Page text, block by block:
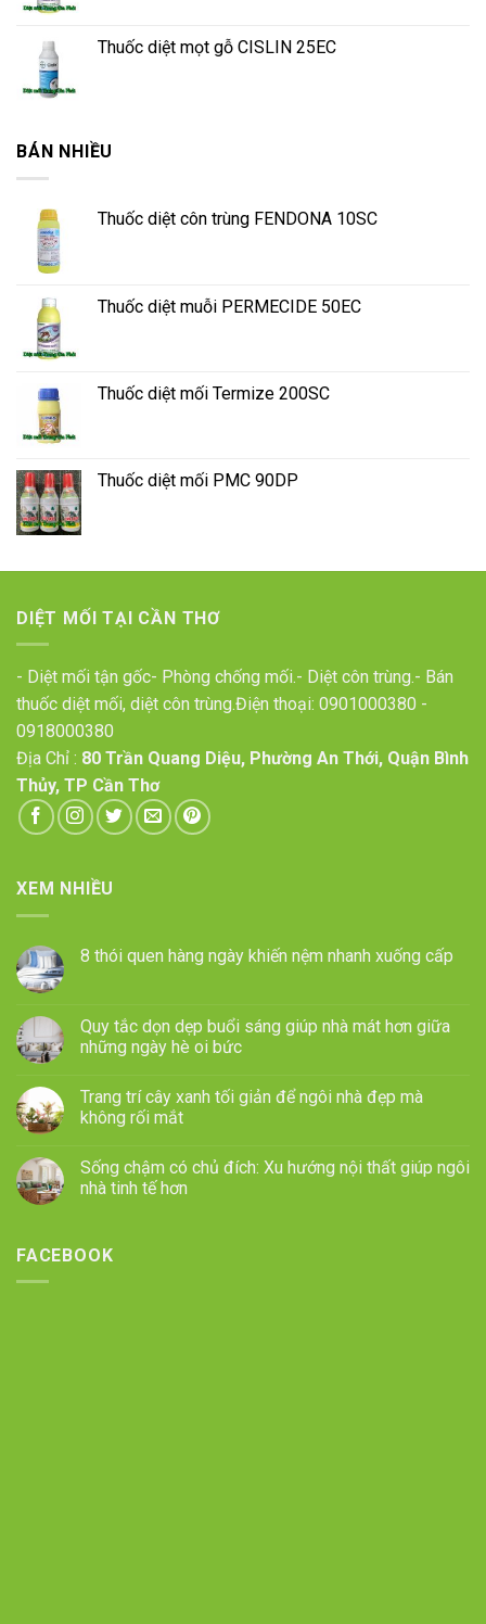
Thuốc diệt mọt gỗ CISLIN 25EC
BÁN NHIỀU
Thuốc diệt côn trùng FENDONA 10SC
Thuốc diệt muỗi PERMECIDE 50EC
Thuốc diệt mối Termize 200SC
Thuốc diệt mối PMC 90DP
DIỆT MỐI TẠI CẦN THƠ
- Diệt mối tận gốc- Phòng chống mối.- Diệt côn trùng.- Bán
thuốc diệt mối, diệt côn trùng.Điện thoại: 0901000380 -
0918000380
Địa Chỉ : 80 Trần Quang Diệu, Phường An Thới, Quận Bình
Thủy, TP Cần Thơ
XEM NHIỀU
8 thói quen hàng ngày khiến nệm nhanh xuống cấp
Quy tắc dọn dẹp buổi sáng giúp nhà mát hơn giữa
những ngày hè oi bức
Trang trí cây xanh tối giản để ngôi nhà đẹp mà
không rối mắt
Sống chậm có chủ đích: Xu hướng nội thất giúp ngôi
nhà tinh tế hơn
FACEBOOK